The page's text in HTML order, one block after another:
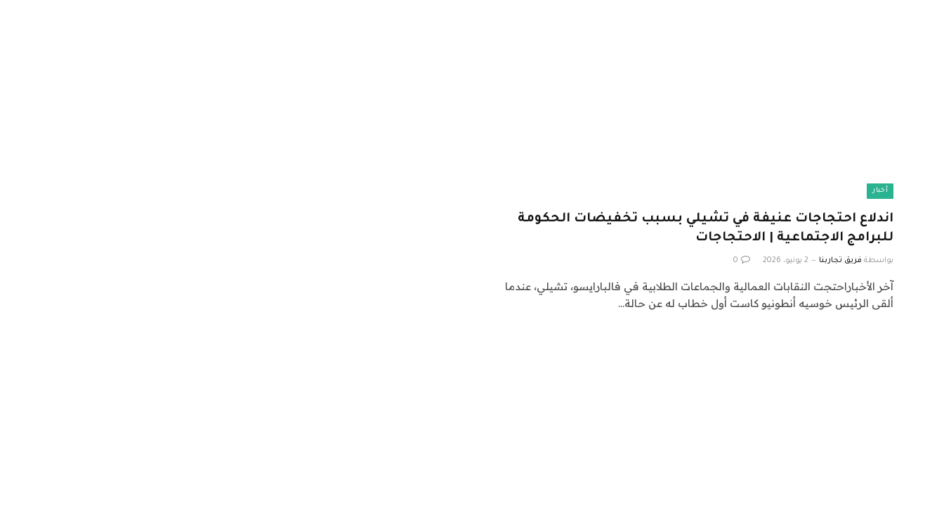
أخبار
اندلاع احتجاجات عنيفة في تشيلي بسبب تخفيضات الحكومة
للبرامج الاجتماعية | الاحتجاجات
بواسطة فريق تجاربنا 2 يونيو، 2026 0
آخر الأخباراحتجت النقابات العمالية والجماعات الطلابية في فالبارايسو، تشيلي، عندما
ألقى الرئيس خوسيه أنطونيو كاست أول خطاب له عن حالة…